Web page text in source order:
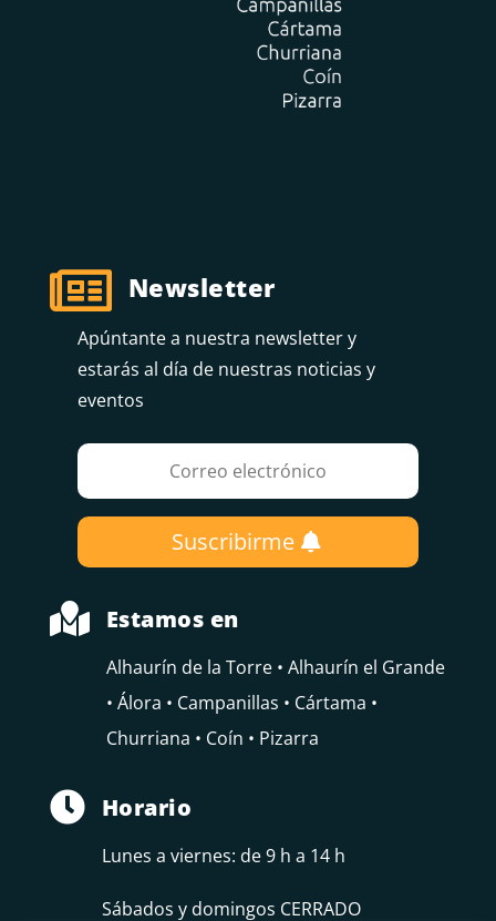
 Newsletter
Apúntante a nuestra newsletter y
estarás al día de nuestras noticias y
eventos
Suscribirme
 Estamos en
Alhaurín de la Torre • Alhaurín el Grande
• Álora • Campanillas • Cártama •
Churriana • Coín • Pizarra
 Horario
Lunes a viernes: de 9 h a 14 h
Sábados y domingos CERRADO